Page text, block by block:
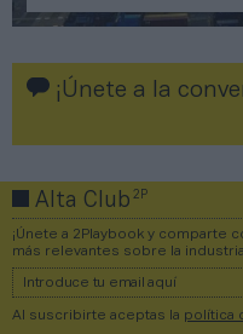
¡Únete a la
Alta Club2P
¡Únete a 2Playbook y comparte
más relevantes sobre la
Al suscribirte aceptas la política